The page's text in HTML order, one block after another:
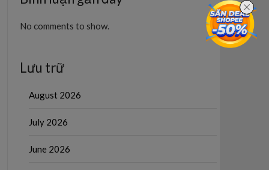
No comments to show.
Lưu trữ
August 2026
July 2026
June 2026